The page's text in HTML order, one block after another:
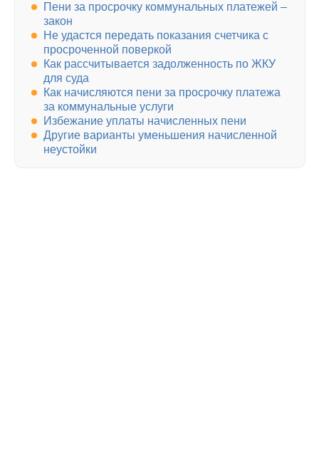
Пени за просрочку коммунальных платежей –
закон
Не удастся передать показания счетчика с
просроченной поверкой
Как рассчитывается задолженность по ЖКУ
для суда
Как начисляются пени за просрочку платежа
за коммунальные услуги
Избежание уплаты начисленных пени
Другие варианты уменьшения начисленной
неустойки